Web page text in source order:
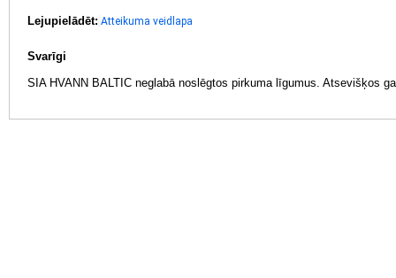
Lejupielādēt: Atteikuma veidlapa
Svarīgi
SIA HVANN BALTIC neglabā noslēgtos pirkuma līgumus. Atsevišķos